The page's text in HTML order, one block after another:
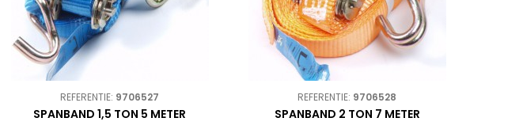
REFERENTIE: 9706527
SPANBAND 1,5 TON 5 METER
REFERENTIE: 9706528
SPANBAND 2 TON 7 METER